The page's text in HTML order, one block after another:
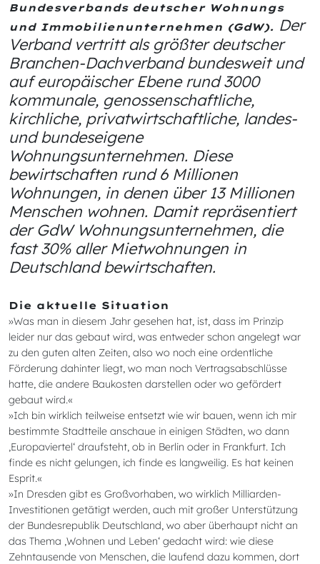
Bundesverbands deutscher Wohnungs
und Immobilienunternehmen (GdW). Der
Verband vertritt als größter deutscher
Branchen-Dachverband bundesweit und
auf europäischer Ebene rund 3000
kommunale, genossenschaftliche,
kirchliche, privatwirtschaftliche, landes-
und bundeseigene
Wohnungsunternehmen. Diese
bewirtschaften rund 6 Millionen
Wohnungen, in denen über 13 Millionen
Menschen wohnen. Damit repräsentiert
der GdW Wohnungsunternehmen, die
fast 30% aller Mietwohnungen in
Deutschland bewirtschaften.
Die aktuelle Situation
»Was man in diesem Jahr gesehen hat, ist, dass im Prinzip
leider nur das gebaut wird, was entweder schon angelegt war
zu den guten alten Zeiten, also wo noch eine ordentliche
Förderung dahinter liegt, wo man noch Vertragsabschlüsse
hatte, die andere Baukosten darstellen oder wo gefördert
gebaut wird.«
»Ich bin wirklich teilweise entsetzt wie wir bauen, wenn ich mir
bestimmte Stadtteile anschaue in einigen Städten, wo dann
‚Europaviertel‘ draufsteht, ob in Berlin oder in Frankfurt. Ich
finde es nicht gelungen, ich finde es langweilig. Es hat keinen
Esprit.«
»In Dresden gibt es Großvorhaben, wo wirklich Milliarden-
Investitionen getätigt werden, auch mit großer Unterstützung
der Bundesrepublik Deutschland, wo aber überhaupt nicht an
das Thema ‚Wohnen und Leben‘ gedacht wird: wie diese
Zehntausende von Menschen, die laufend dazu kommen, dort